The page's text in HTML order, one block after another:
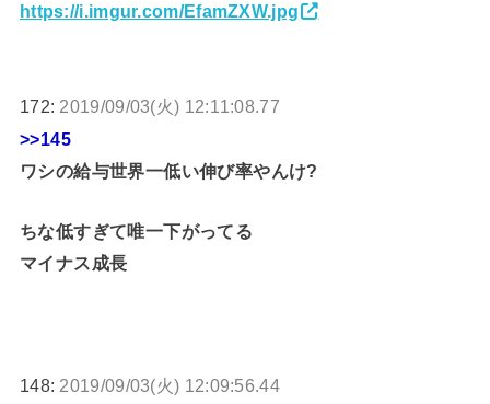
https://i.imgur.com/EfamZXW.jpg
172: 2019/09/03(火) 12:11:08.77
>>145
ワシの給与世界一低い伸び率やんけ?
ちな低すぎて唯一下がってる
マイナス成長
148: 2019/09/03(火) 12:09:56.44